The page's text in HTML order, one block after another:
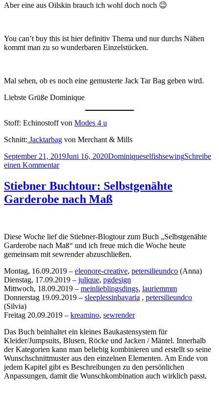
Aber eine aus Oilskin brauch ich wohl doch noch 😉
You can’t buy this ist hier definitiv Thema und nur durchs Nähen
kommt man zu so wunderbaren Einzelstücken.
Mal sehen, ob es noch eine gemusterte Jack Tar Bag geben wird.
Liebste Grüße Dominique
Stoff: Echinostoff von Modes 4 u
Schnitt: Jacktarbag von Merchant & Mills
Veröffentlicht
am
September 21, 2019Juni 16, 2020Autor
DominiqueKategorien
selfishsewingSchreibe
einen Kommentarzu
Jack
Tar
Bag
Stiebner Buchtour: Selbstgenähte
Garderobe nach Maß
Diese Woche lief die Stiebner-Blogtour zum Buch „Selbstgenähte
Garderobe nach Maß“ und ich freue mich die Woche heute
gemeinsam mit sewrender abzuschließen.
Montag, 16.09.2019 – eleonore-creative, petersilieundco (Anna)
Dienstag, 17.09.2019 – julique, pgdesign
Mittwoch, 18.09.2019 – meinlieblingsdings, lauriemmm
Donnerstag 19.09.2019 – sleeplessinbavaria , petersilieundco
(Silvia)
Freitag 20.09.2019 – kreamino, sewrender
Das Buch beinhaltet ein kleines Baukastensystem für
Kleider/Jumpsuits, Blusen, Röcke und Jacken / Mäntel. Innerhalb
der Kategorien kann man beliebig kombinieren und erstellt so seine
Wunschschnittmuster aus den einzelnen Elementen. Am Ende von
jedem Kapitel gibt es Beschreibungen zu den persönlichen
Anpassungen, damit die Wunschkombination auch wirklich passt.